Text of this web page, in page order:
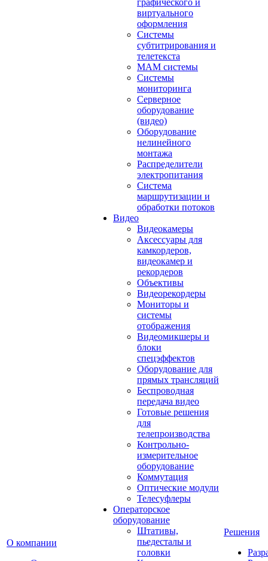
О компании
графического и
виртуального
оформления
Системы
субтитрирования и
телетекста
MAM системы
Системы
мониторинга
Серверное
оборудование
(видео)
Оборудование
нелинейного
монтажа
Распределители
электропитания
Система
маршрутизации и
обработки потоков
Видео
Видеокамеры
Аксессуары для
камкордеров,
видеокамер и
рекордеров
Объективы
Видеорекордеры
Мониторы и
системы
отображения
Видеомикшеры и
блоки
спецэффектов
Оборудование для
прямых трансляций
Беспроводная
передача видео
Готовые решения
для
телепроизводства
Контрольно-
измерительное
оборудование
Коммутация
Оптические модули
Телесуфлеры
Операторское
оборудование
Штативы,
пьедесталы и
головки
Решения